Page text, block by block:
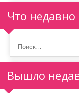
я
п
о
з
а
Что недавно
Вышло